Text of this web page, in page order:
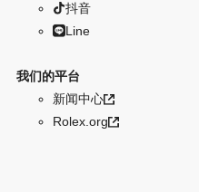
抖音
Line
我们的平台
新闻中心
Rolex.org